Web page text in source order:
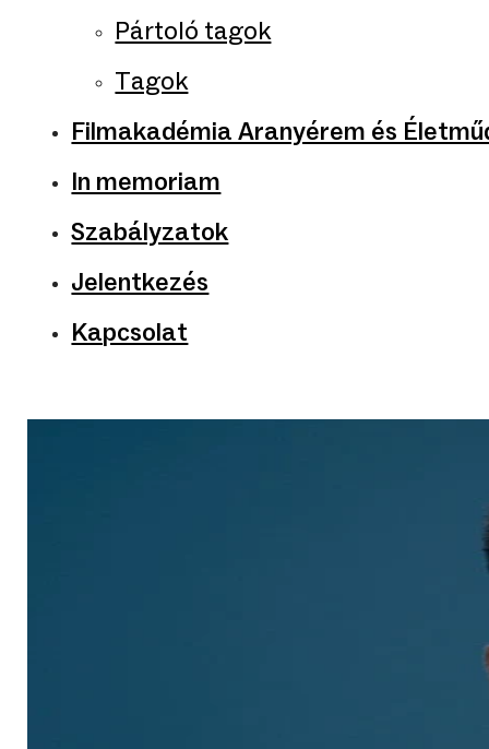
Pártoló tagok
Tagok
Filmakadémia Aranyérem és
In memoriam
Szabályzatok
Jelentkezés
Kapcsolat